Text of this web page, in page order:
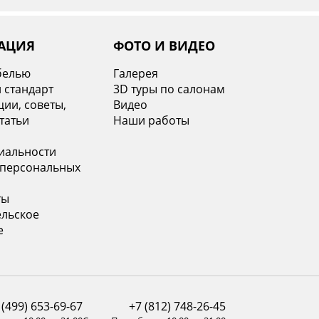
советы,
ФОТО И ВИДЕО
Галерея
3D туры по салонам
Видео
Наши работы
653-69-67 +7 (812) 748-26-45